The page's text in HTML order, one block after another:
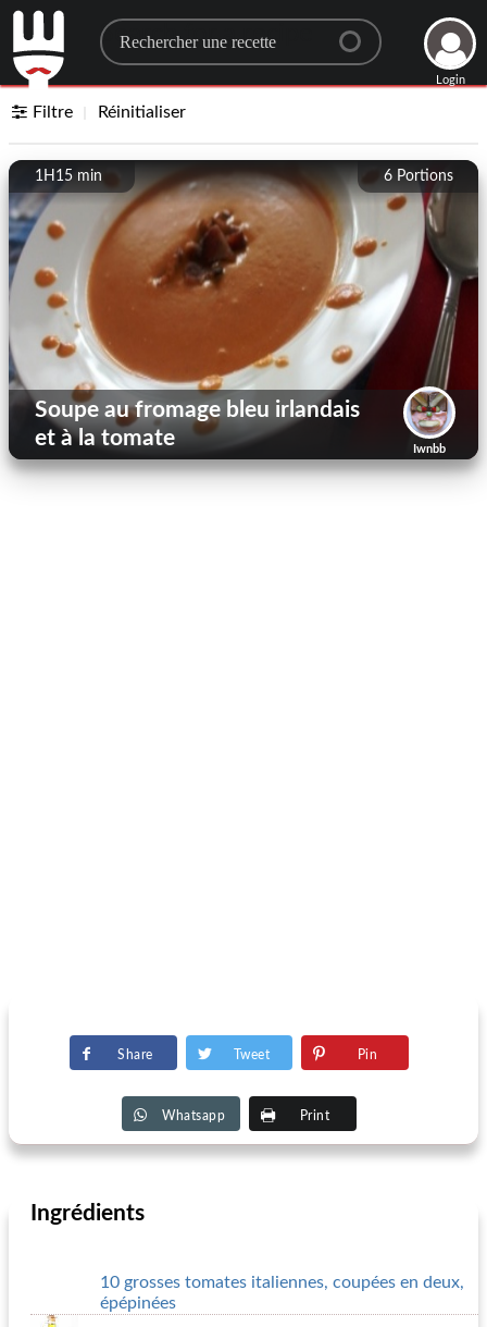
Search for a recipe
Login
Filtre Réinitialiser
6 Portions
1H15 min
Iwnbb
Soupe au fromage bleu irlandais
et à la tomate
Share Tweet Pin
Whatsapp Print
Ingrédients
10 grosses tomates italiennes, coupées en deux,
épépinées